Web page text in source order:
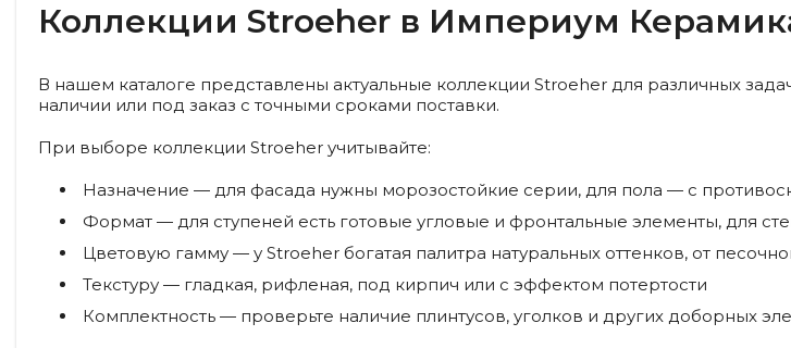
Коллекции Stroeher в Империум
В нашем каталоге представлены актуальные коллекции Stroeher для различных
наличии или под заказ с точными сроками поставки.
При выборе коллекции Stroeher учитывайте:
Назначение — для фасада нужны морозостойкие серии, для пола — с
Формат — для ступеней есть готовые угловые и фронтальные элементы, для
Цветовую гамму — у Stroeher богатая палитра натуральных оттенков, от
Текстуру — гладкая, рифленая, под кирпич или с эффектом потертости
Комплектность — проверьте наличие плинтусов, уголков и других доборных